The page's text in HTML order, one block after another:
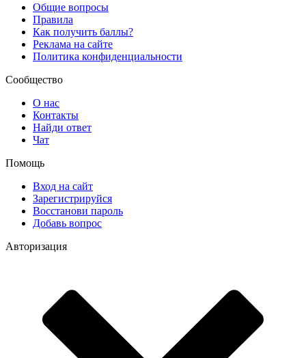
Общие вопросы
Правила
Как получить баллы?
Реклама на сайте
Политика конфиденциальности
Сообщество
О нас
Контакты
Найди ответ
Чат
Помощь
Вход на сайт
Зарегистрируйся
Восстанови пароль
Добавь вопрос
Авторизация